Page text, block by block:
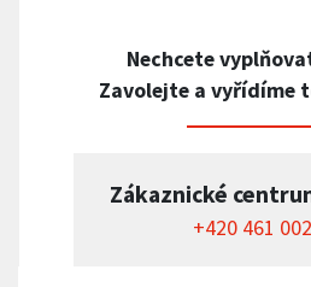
Nechcete
Zavolejte a vyřídíme
Zákaznické
+420 461